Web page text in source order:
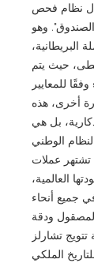
نظام فحص
وهو
البريطانية،
حيث يتم
للمعايير
أخرى، هذه
بل هي
الوطني
تشتهر عملات
العالمية،
جميع أنحاء
ودقة
تشارلز
الملكي